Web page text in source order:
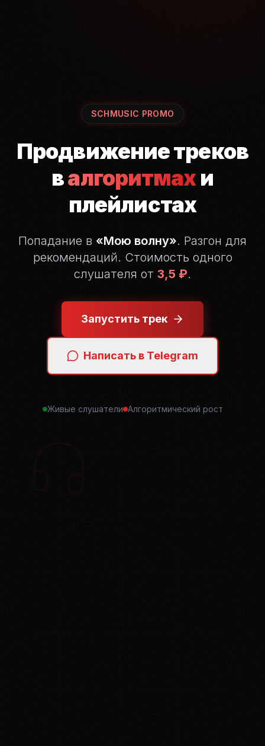
SCHMUSIC PROMO
Продвижение треков
валгоритмахи
плейлистах
Попадание в «Мою волну». Разгон для
рекомендаций. Стоимость одного
слушателя от 3,5 ₽.
Запустить трек
Написать в Telegram
Живые слушатели Алгоритмический рост